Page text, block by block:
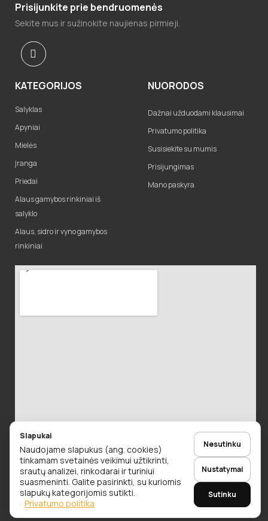
Slapukai
Naudojame slapukus (ang. cookies)
tinkamam svetainės veikimui užtikrinti,
srautų analizei, rinkodarai ir turiniui
suasmeninti. Galite pasirinkti, su kuriomis
slapukų kategorijomis sutikti.
Privatumo politika
Nesutinku
Nustatymai
Sutinku
Prisijunkite prie bendruomenės
Sekite mus ir sužinokite naujienas pirmieji.
KATEGORIJOS
Salyklas
Apyniai
Mielės
Įranga
Priedai
Alaus gamybos rinkiniai iš
salyklo
Alaus, sidro ir vyno gamybos
rinkiniai
NUORODOS
Dažnai užduodami klausimai
Privatumo politika
Susisiekite su mumis
Prisijungimas
Mano paskyra
© 2026 Alaus Detalės. Visos teisės saugomos.